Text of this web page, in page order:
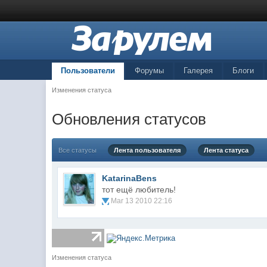
Пользователи Форумы Галерея Блоги
Изменения статуса
Обновления статусов
Все статусы Лента пользователя Лента статуса
KatarinaBens
тот ещё любитель!
Mar 13 2010 22:16
Изменения статуса